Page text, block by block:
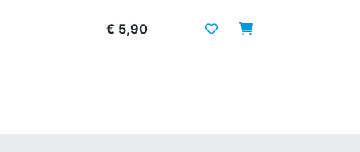
€ 5,90